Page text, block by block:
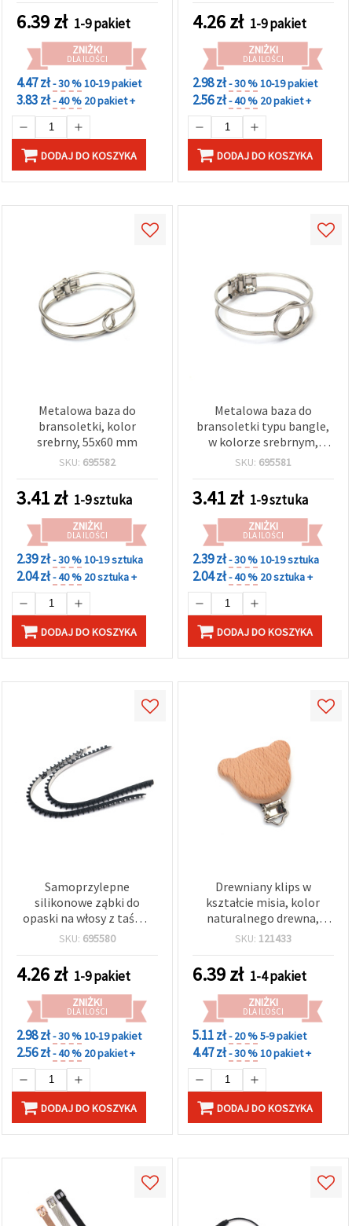
6.39zł 1-9 pakiet
ZNIŻKI
DLA ILOŚCI
4.47 zł- 30 %10-19 pakiet
3.83 zł- 40 % 20 pakiet +
DODAJ DO KOSZYKA
4.26zł 1-9 pakiet
ZNIŻKI
DLA ILOŚCI
2.98 zł- 30 %10-19 pakiet
2.56 zł- 40 % 20 pakiet +
DODAJ DO KOSZYKA
Metalowa baza do
bransoletki, kolor
srebrny, 55x60 mm
SKU: 695582
3.41zł 1-9 sztuka
ZNIŻKI
DLA ILOŚCI
2.39 zł- 30 %10-19 sztuka
2.04 zł- 40 % 20 sztuka +
DODAJ DO KOSZYKA
Metalowa baza do
bransoletki typu bangle,
w kolorze srebrnym,
55x60 mm
SKU: 695581
3.41zł 1-9 sztuka
ZNIŻKI
DLA ILOŚCI
2.39 zł- 30 %10-19 sztuka
2.04 zł- 40 % 20 sztuka +
DODAJ DO KOSZYKA
Samoprzylepne
silikonowe ząbki do
opaski na włosy z taśmą
dwustronną, 5 x 17,5 x 3
SKU: 695580
4.26zł 1-9 pakiet
ZNIŻKI
DLA ILOŚCI
2.98 zł- 30 %10-19 pakiet
2.56 zł- 40 % 20 pakiet +
DODAJ DO KOSZYKA
Drewniany klips w
kształcie misia, kolor
naturalnego drewna,
47x49x18 mm
SKU: 121433
6.39zł 1-4 pakiet
ZNIŻKI
DLA ILOŚCI
5.11 zł- 20 %5-9 pakiet
4.47 zł- 30 %10 pakiet +
DODAJ DO KOSZYKA